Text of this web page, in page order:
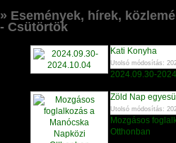
» Események, hírek,
- Csütörtök
Kati Konyha
Utolsó módosítás:
2024.09.30-
Zöld Nap
Utolsó módosítás:
Mozgásos
Otthonban